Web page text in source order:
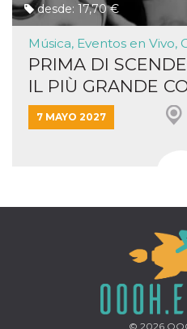
desde: 17,70 €
Música, Eventos en Vivo,
PRIMA DI
IL PIÙ GRANDE
7 MAYO 2027
© 2026